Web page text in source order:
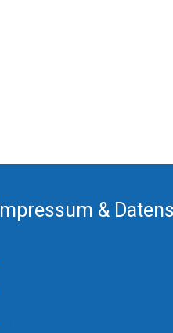
Impressum &